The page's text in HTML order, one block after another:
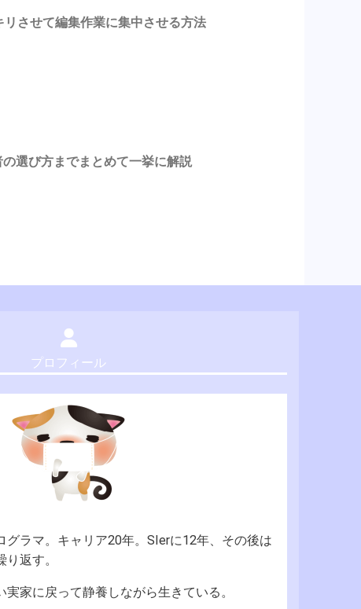
させて編集作業に集中させる方法
選び方までまとめて一挙に解説
プロフィール
グラマ。キャリア20年。SIerに12年、その後は
返す。
家に戻って静養しながら生きている。